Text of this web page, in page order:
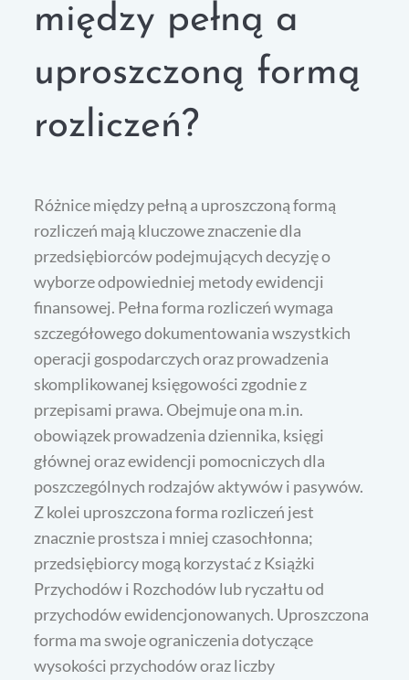
między pełną a
uproszczoną formą
rozliczeń?
Różnice między pełną a uproszczoną formą
rozliczeń mają kluczowe znaczenie dla
przedsiębiorców podejmujących decyzję o
wyborze odpowiedniej metody ewidencji
finansowej. Pełna forma rozliczeń wymaga
szczegółowego dokumentowania wszystkich
operacji gospodarczych oraz prowadzenia
skomplikowanej księgowości zgodnie z
przepisami prawa. Obejmuje ona m.in.
obowiązek prowadzenia dziennika, księgi
głównej oraz ewidencji pomocniczych dla
poszczególnych rodzajów aktywów i pasywów.
Z kolei uproszczona forma rozliczeń jest
znacznie prostsza i mniej czasochłonna;
przedsiębiorcy mogą korzystać z Książki
Przychodów i Rozchodów lub ryczałtu od
przychodów ewidencjonowanych. Uproszczona
forma ma swoje ograniczenia dotyczące
wysokości przychodów oraz liczby